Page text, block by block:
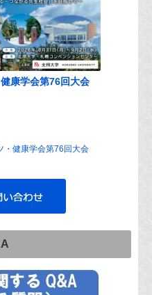
康学会第76回大会
・健康学会第76回大会